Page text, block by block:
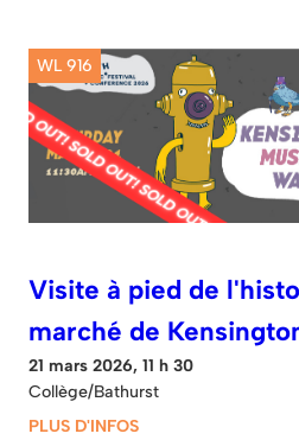
WL 916
Visite à pied de
marché de
21 mars 2026, 11 h 30
Collège/Bathurst
PLUS D'INFOS